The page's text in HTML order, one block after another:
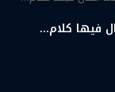
فيها كلام…